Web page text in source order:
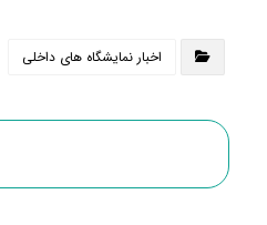
اخبار نمایشگاه های داخلی